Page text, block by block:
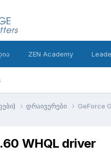
ZEN Academy
დრაივერები GeForce
WHQL driver